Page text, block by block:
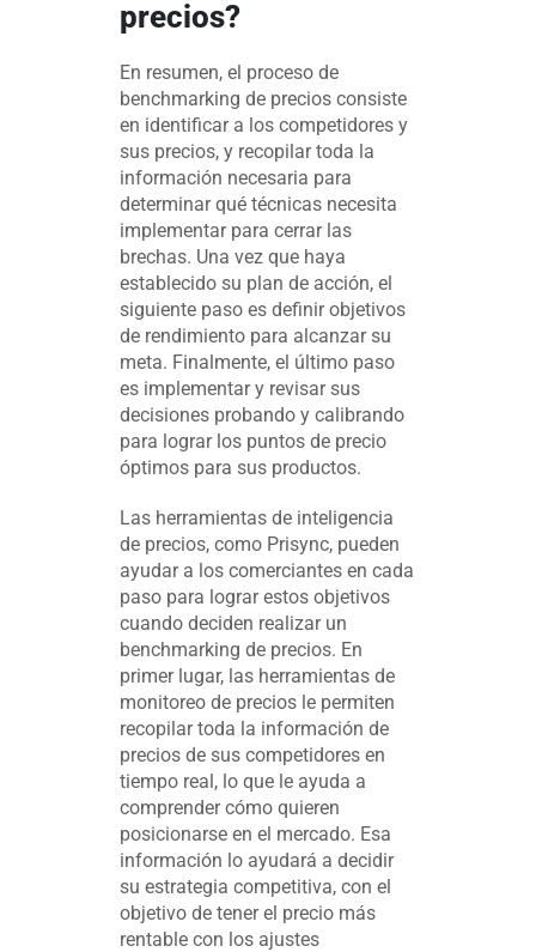
precios?
En resumen, el proceso de
benchmarking de precios consiste
en identificar a los competidores y
sus precios, y recopilar toda la
información necesaria para
determinar qué técnicas necesita
implementar para cerrar las
brechas. Una vez que haya
establecido su plan de acción, el
siguiente paso es definir objetivos
de rendimiento para alcanzar su
meta. Finalmente, el último paso
es implementar y revisar sus
decisiones probando y calibrando
para lograr los puntos de precio
óptimos para sus productos.
Las herramientas de inteligencia
de precios, como Prisync, pueden
ayudar a los comerciantes en cada
paso para lograr estos objetivos
cuando deciden realizar un
benchmarking de precios. En
primer lugar, las herramientas de
monitoreo de precios le permiten
recopilar toda la información de
precios de sus competidores en
tiempo real, lo que le ayuda a
comprender cómo quieren
posicionarse en el mercado. Esa
información lo ayudará a decidir
su estrategia competitiva, con el
objetivo de tener el precio más
rentable con los ajustes